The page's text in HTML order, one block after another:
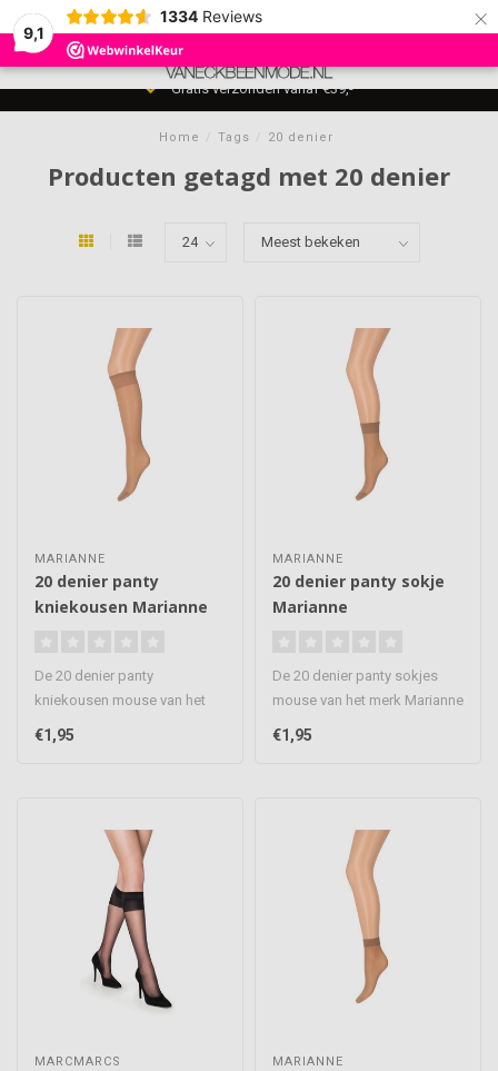
9,1
1334 Reviews ×
MENU
0
Gratis verzonden vanaf €39,-
Home / Tags / 20 denier
Producten getagd met 20 denier
MARIANNE
20 denier panty
kniekousen Marianne
De 20 denier panty
kniekousen mouse van het
merk Marianne zijn mooie
kousjes die..
€1,95
MARIANNE
20 denier panty sokje
Marianne
De 20 denier panty sokjes
mouse van het merk Marianne
zijn mooie sokjes die net ..
€1,95
MARCMARCS MARIANNE